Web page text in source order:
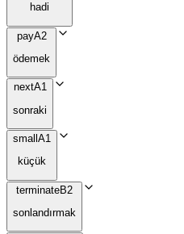
hadi
payA2
ödemek
nextA1
sonraki
small A1
küçük
terminateB2
sonlandırmak